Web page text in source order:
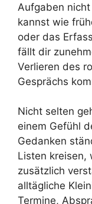
Aufgaben
kannst wie
oder das
fällt dir
Verlieren des
Gesprächs
Nicht selten
einem Gefühl
Gedanken
Listen kreisen,
zusätzlich
alltägliche
Termine,